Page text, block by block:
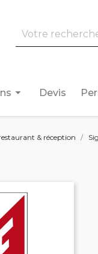
arrow_drop_down Devis
& réception